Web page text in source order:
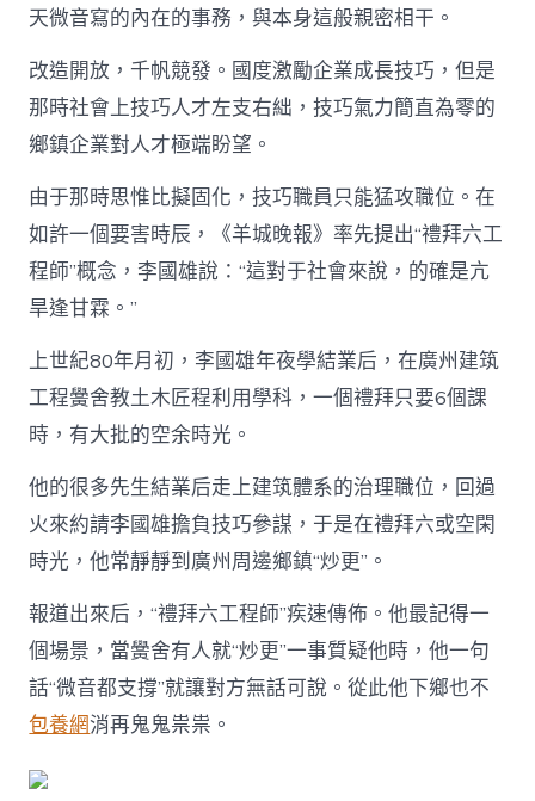
天微音寫的內在的事務，與本身這般親密相干。
改造開放，千帆競發。國度激勵企業成長技巧，但是
那時社會上技巧人才左支右絀，技巧氣力簡直為零的
鄉鎮企業對人才極端盼望。
由于那時思惟比擬固化，技巧職員只能猛攻職位。在
如許一個要害時辰，《羊城晚報》率先提出“禮拜六工
程師”概念，李國雄說：“這對于社會來說，的確是亢
旱逢甘霖。”
上世紀80年月初，李國雄年夜學結業后，在廣州建筑
工程黌舍教土木匠程利用學科，一個禮拜只要6個課
時，有大批的空余時光。
他的很多先生結業后走上建筑體系的治理職位，回過
火來約請李國雄擔負技巧參謀，于是在禮拜六或空閑
時光，他常靜靜到廣州周邊鄉鎮“炒更”。
報道出來后，“禮拜六工程師”疾速傳佈。他最記得一
個場景，當黌舍有人就“炒更”一事質疑他時，他一句
話“微音都支撐”就讓對方無話可說。從此他下鄉也不
包養網消再鬼鬼祟祟。